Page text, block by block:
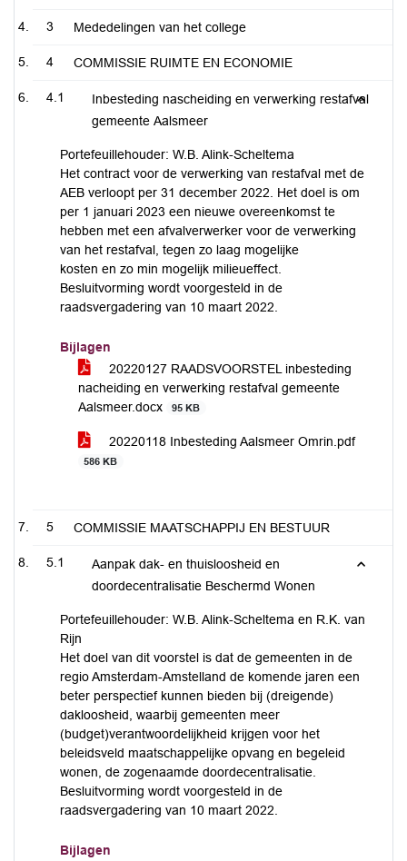
3 Mededelingen van het college
4 COMMISSIE RUIMTE EN ECONOMIE
4.1
Inbesteding nascheiding en verwerking restafval
gemeente Aalsmeer
Portefeuillehouder: W.B. Alink-Scheltema
Het contract voor de verwerking van restafval met de
AEB verloopt per 31 december 2022. Het doel is om
per 1 januari 2023 een nieuwe overeenkomst te
hebben met een afvalverwerker voor de verwerking
van het restafval, tegen zo laag mogelijke
kosten en zo min mogelijk milieueffect.
Besluitvorming wordt voorgesteld in de
raadsvergadering van 10 maart 2022.
Bijlagen
20220127 RAADSVOORSTEL inbesteding
nacheiding en verwerking restafval gemeente
Aalsmeer.docx
95 KB
20220118 Inbesteding Aalsmeer Omrin.pdf
586 KB
5 COMMISSIE MAATSCHAPPIJ EN BESTUUR
5.1
Aanpak dak- en thuisloosheid en
doordecentralisatie Beschermd Wonen
Portefeuillehouder: W.B. Alink-Scheltema en R.K. van
Rijn
Het doel van dit voorstel is dat de gemeenten in de
regio Amsterdam-Amstelland de komende jaren een
beter perspectief kunnen bieden bij (dreigende)
dakloosheid, waarbij gemeenten meer
(budget)verantwoordelijkheid krijgen voor het
beleidsveld maatschappelijke opvang en begeleid
wonen, de zogenaamde doordecentralisatie.
Besluitvorming wordt voorgesteld in de
raadsvergadering van 10 maart 2022.
Bijlagen